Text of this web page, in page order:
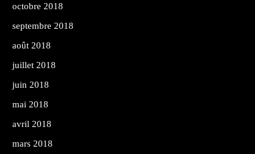
octobre 2018
septembre 2018
août 2018
juillet 2018
juin 2018
mai 2018
avril 2018
mars 2018